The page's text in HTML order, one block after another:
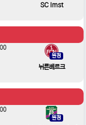
SC Imst
원정
뉘른베르크
원정